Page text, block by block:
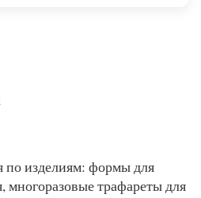
изделиям: формы для
многоразовые трафареты для